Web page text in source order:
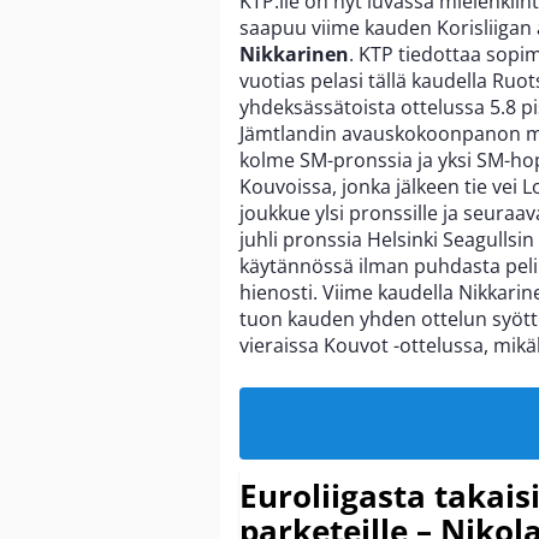
saapuu viime kauden
Nikkarinen. KTP tiedottaa
vuotias pelasi tällä kaudella
yhdeksässätoista ottelussa 5.8
Jämtlandin avauskokoonpanon
kolme SM-pronssia ja yksi SM-
Kouvoissa, jonka jälkeen tie vei
joukkue ylsi pronssille ja
juhli pronssia Helsinki
käytännössä ilman puhdasta
hienosti. Viime kaudella
tuon kauden yhden ottelun
vieraissa Kouvot -ottelussa,
Euroliigasta